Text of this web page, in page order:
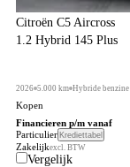
Citroën C5 Aircross
1.2 Hybrid 145 Plus
2026 5.000 km Hybride benzine
Kopen
Financieren p/m vanaf
ParticulierKrediettabel
Zakelijkexcl. BTW
Vergelijk